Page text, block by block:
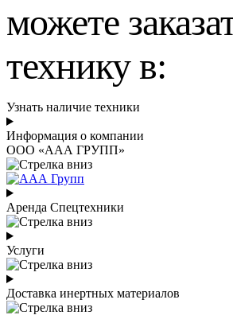
можете
технику в:
Узнать наличие техники
Информация о компании
ООО «ААА ГРУПП»
Аренда Спецтехники
Услуги
Доставка инертных материалов